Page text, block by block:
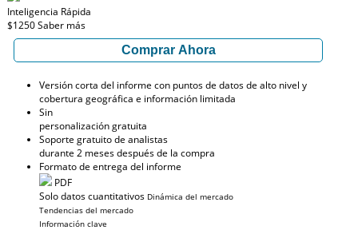
Inteligencia Rápida
$1250Saber más
Comprar Ahora
Versión corta del informe con puntos de datos de alto nivel y
cobertura geográfica e información limitada
Sin
personalización gratuita
Soporte gratuito de analistas
durante 2 meses después de la compra
Formato de entrega del informe
PDF
Solo datos cuantitativos Dinámica del mercado
Tendencias del mercado
Información clave